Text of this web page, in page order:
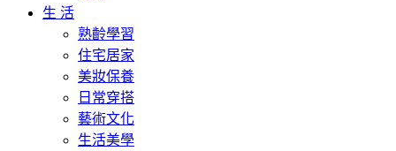
生 活
熟齡學習
住宅居家
美妝保養
日常穿搭
藝術文化
生活美學